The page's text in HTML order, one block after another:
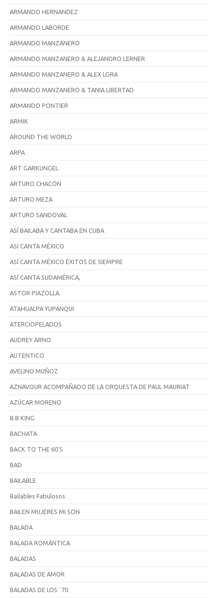
ARMANDO HERNANDEZ
ARMANDO LABORDE
ARMANDO MANZANERO
ARMANDO MANZANERO & ALEJANDRO LERNER
ARMANDO MANZANERO & ALEX LORA
ARMANDO MANZANERO & TANIA LIBERTAD
ARMANDO PONTIER
ARMIK
AROUND THE WORLD
ARPA
ART GARKUNGEL
ARTURO CHACÓN
ARTURO MEZA
ARTURO SANDOVAL
ASÍ BAILABA Y CANTABA EN CUBA
ASI CANTA MÉXICO
ASÍ CANTA MÉXICO ÉXITOS DE SIEMPRE
ASÍ CANTA SUDAMÉRICA,
ASTOR PIAZOLLA
ATAHUALPA YUPANQUI
ATERCIOPELADOS
AUDREY ARNO
AUTENTICO
AVELINO MUÑOZ
AZNAVOUR ACOMPAÑADO DE LA ORQUESTA DE PAUL MAURIAT
AZÚCAR MORENO
B.B KING
BACHATA
BACK TO THE 60'S
BAD
BAILABLE
Bailables Fabulosos
BAILEN MUJERES MI SON
BALADA
BALADA ROMÁNTICA
BALADAS
BALADAS DE AMOR
BALADAS DE LOS ´70